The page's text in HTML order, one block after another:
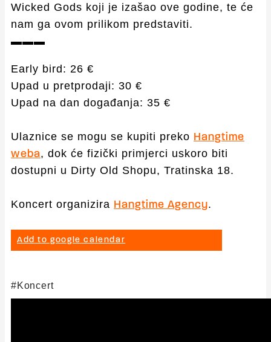
Wicked Gods koji je izašao ove godine, te će
nam ga ovom prilikom predstaviti.
▬▬▬
Early bird: 26 €
Upad u pretprodaji: 30 €
Upad na dan događanja: 35 €
Ulaznice se mogu se kupiti preko Hangtime
weba, dok će fizički primjerci uskoro biti
dostupni u Dirty Old Shopu, Tratinska 18.
Koncert organizira Hangtime Agency.
Add to google calendar
Koncert